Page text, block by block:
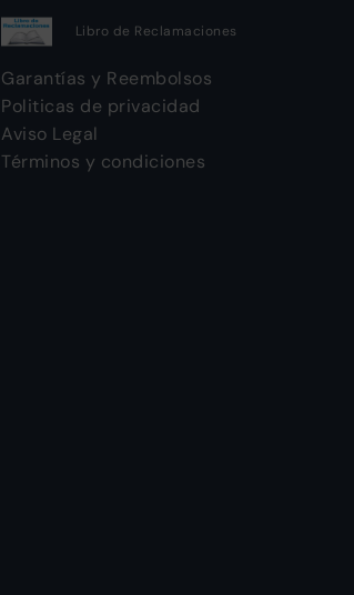
Libro de Reclamaciones
Garantías y Reembolsos
Politicas de privacidad
Aviso Legal
Términos y condiciones